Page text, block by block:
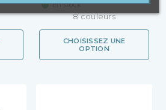
En stock
8 couleurs
CHOISISSEZ UNE
OPTION